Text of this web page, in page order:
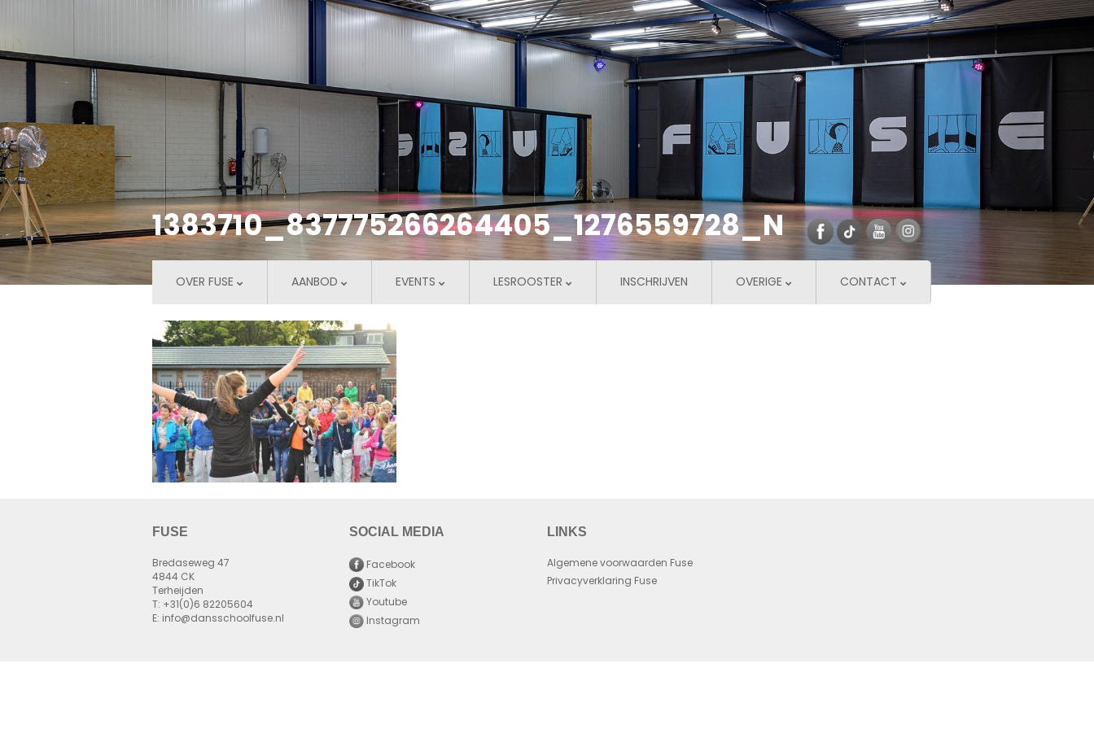
1383710_837775266264405_1276559728_N
OVER FUSE AANBOD EVENTS LESROOSTER INSCHRIJVEN OVERIGE CONTACT
FUSE
Bredaseweg 47
4844 CK
Terheijden
T: +31(0)6 82205604
E: info@dansschoolfuse.nl
SOCIAL MEDIA
Facebook
TikTok
Youtube
Instagram
LINKS
Algemene voorwaarden Fuse
Privacyverklaring Fuse